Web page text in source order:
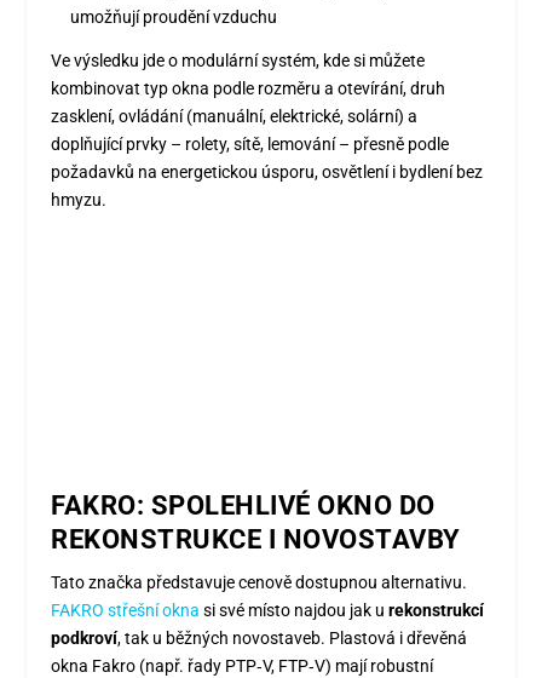
umožňují proudění vzduchu
Ve výsledku jde o modulární systém, kde si můžete
kombinovat typ okna podle rozměru a otevírání, druh
zasklení, ovládání (manuální, elektrické, solární) a
doplňující prvky – rolety, sítě, lemování – přesně podle
požadavků na energetickou úsporu, osvětlení i bydlení bez
hmyzu.
FAKRO: SPOLEHLIVÉ OKNO DO
REKONSTRUKCE I NOVOSTAVBY
Tato značka představuje cenově dostupnou alternativu.
FAKRO střešní okna si své místo najdou jak urekonstrukcí
podkroví, tak u běžných novostaveb. Plastová i dřevěná
okna Fakro (např. řady PTP‑V, FTP‑V) mají robustní